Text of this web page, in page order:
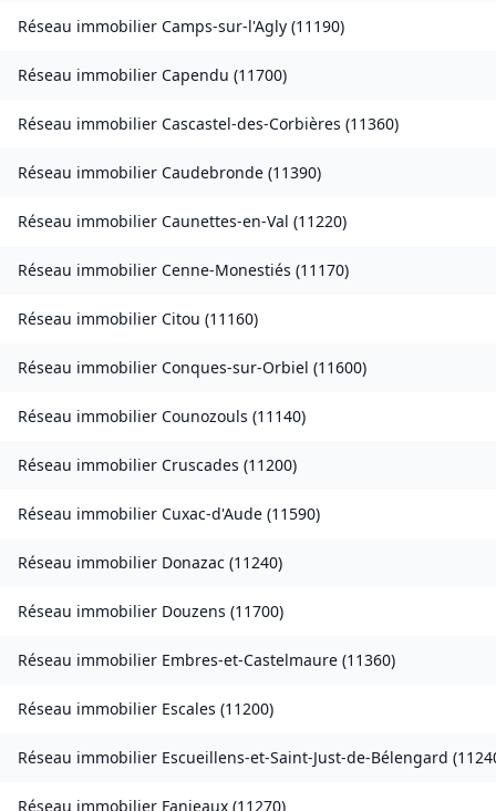
Réseau immobilier Camps-sur-l'Agly (11190)
Réseau immobilier Capendu (11700)
Réseau immobilier Cascastel-des-Corbières (11360)
Réseau immobilier Caudebronde (11390)
Réseau immobilier Caunettes-en-Val (11220)
Réseau immobilier Cenne-Monestiés (11170)
Réseau immobilier Citou (11160)
Réseau immobilier Conques-sur-Orbiel (11600)
Réseau immobilier Counozouls (11140)
Réseau immobilier Cruscades (11200)
Réseau immobilier Cuxac-d'Aude (11590)
Réseau immobilier Donazac (11240)
Réseau immobilier Douzens (11700)
Réseau immobilier Embres-et-Castelmaure (11360)
Réseau immobilier Escales (11200)
Réseau immobilier Escueillens-et-Saint-Just-de-Bélengard (
Réseau immobilier Fanjeaux (11270)